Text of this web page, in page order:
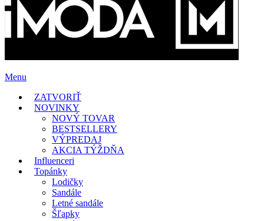
Menu
ZATVORIŤ
NOVINKY
NOVÝ TOVAR
BESTSELLERY
VÝPREDAJ
AKCIA TÝŽDŇA
Influenceri
Topánky
Lodičky
Sandále
Letné sandále
Šľapky